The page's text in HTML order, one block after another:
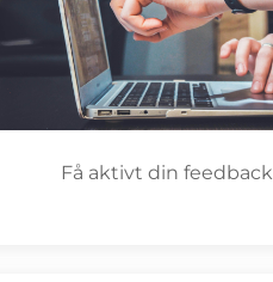
Få aktivt din feedback